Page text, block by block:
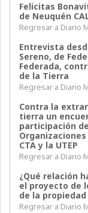
Felicitas
de Neuquén
Regresar a Diario
Entrevista
Sereno, de
Federada,
de la Tierra
Regresar a Diario
Contra la
tierra un
participación
CTA y la UTEP
Regresar a Diario
¿Qué relación
el proyecto de
de la
Regresar a Diario